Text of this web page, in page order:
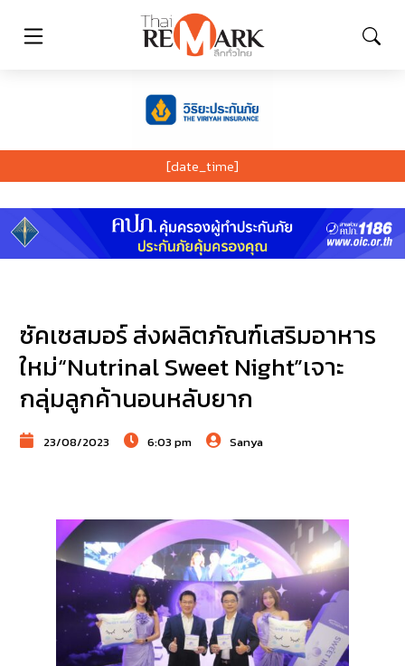
[date_time]
ซัคเซสมอร์ ส่งผลิตภัณฑ์เสริมอาหาร
ใหม่“Nutrinal Sweet Night”เจาะ
กลุ่มลูกค้านอนหลับยาก
23/08/2023 6:03 pm Sanya